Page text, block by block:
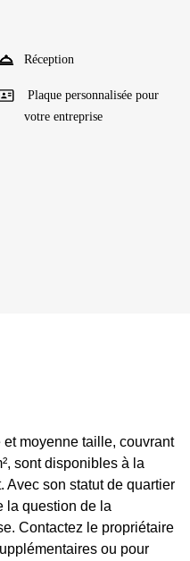
Réception
Plaque personnalisée pour
votre entreprise
moyenne taille, couvrant
sont disponibles à la
Avec son statut de quartier
la question de la
Contactez le propriétaire
ou pour